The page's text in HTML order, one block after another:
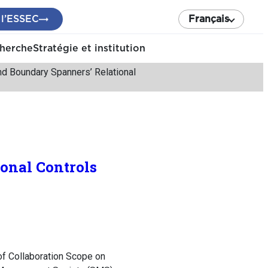
Français
Stratégie et institution
Boundary Spanners’ Relational
Controls
Collaboration Scope on